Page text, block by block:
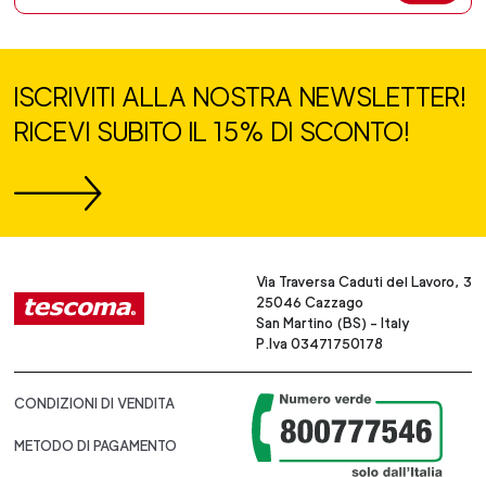
ISCRIVITI ALLA NOSTRA NEWSLETTER!
RICEVI SUBITO IL 15% DI SCONTO!
Via Traversa Caduti del Lavoro, 3
25046 Cazzago
San Martino (BS) - Italy
P.Iva 03471750178
CONDIZIONI DI VENDITA
METODO DI PAGAMENTO